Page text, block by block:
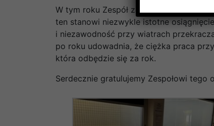
W tym roku Zespół zaprezentował
ten stanowi niezwykle istotne
i niezawodność przy wiatrach
po roku udowadnia, że ciężka praca
która odbędzie się za rok.
Serdecznie gratulujemy Zespołowi tego